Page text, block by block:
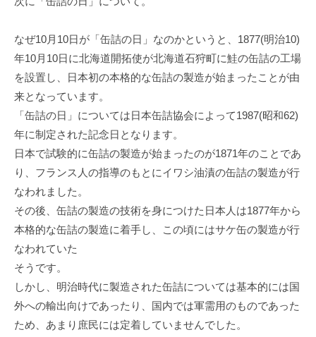
なぜ10月10日が「缶詰の日」なのかというと、1877(明治10)
年10月10日に北海道開拓使が北海道石狩町に鮭の缶詰の工場
を設置し、日本初の本格的な缶詰の製造が始まったことが由
来となっています。
「缶詰の日」については日本缶詰協会によって1987(昭和62)
年に制定された記念日となります。
日本で試験的に缶詰の製造が始まったのが1871年のことであ
り、フランス人の指導のもとにイワシ油漬の缶詰の製造が行
なわれました。
その後、缶詰の製造の技術を身につけた日本人は1877年から
本格的な缶詰の製造に着手し、この頃にはサケ缶の製造が行
なわれていた
そうです。
しかし、明治時代に製造された缶詰については基本的には国
外への輸出向けであったり、国内では軍需用のものであった
ため、あまり庶民には定着していませんでした。